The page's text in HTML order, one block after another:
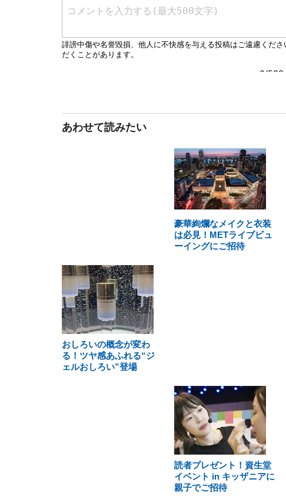
あわせて読みたい
豪華絢爛なメイクと衣装
は必見！METライブビュ
ーイングにご招待
おしろいの概念が変わ
る！ツヤ感あふれる“ジ
ェルおしろい”登場
読者プレゼント！資生堂
イベント in キッザニアに
親子でご招待